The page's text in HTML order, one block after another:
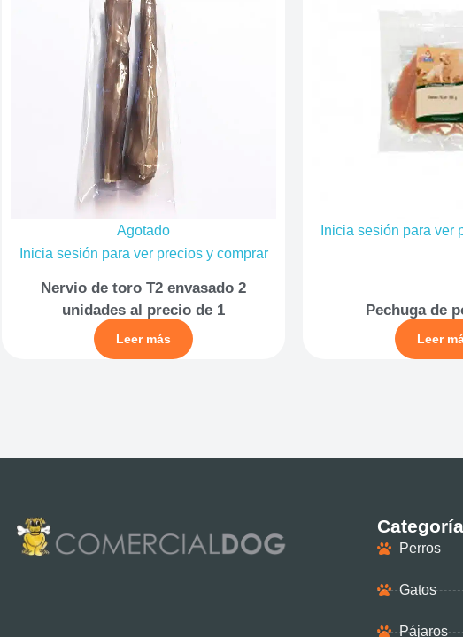
Agotado
Inicia sesión para ver precios y comprar
Nervio de toro T2 envasado 2
unidades al precio de 1
Leer más
Inicia sesión para ver
Pechuga de
Leer
Perros
Gatos
Pájaros